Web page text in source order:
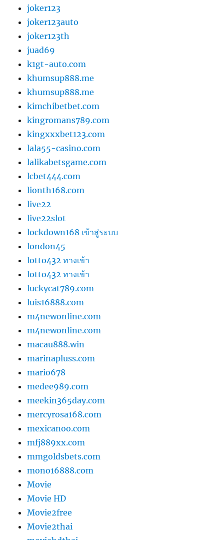
joker123
joker123auto
joker123th
juad69
k1gt-auto.com
khumsup888.me
khumsup888.me
kimchibetbet.com
kingromans789.com
kingxxxbet123.com
lala55-casino.com
lalikabetsgame.com
lcbet444.com
lionth168.com
live22
live22slot
lockdown168 เข้าสู่ระบบ
london45
lotto432 ทางเข้า
lotto432 ทางเข้า
luckycat789.com
luis16888.com
m4newonline.com
m4newonline.com
macau888.win
marinapluss.com
mario678
medee989.com
meekin365day.com
mercyrosa168.com
mexicanoo.com
mfj889xx.com
mmgoldsbets.com
mono16888.com
Movie
Movie HD
Movie2free
Movie2thai